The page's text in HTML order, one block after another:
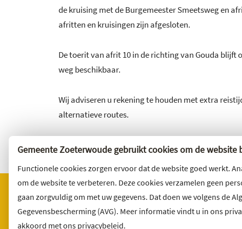
Gemeente Zoeterwoude gebruikt cookies om de website
Functionele cookies zorgen ervoor dat de website goed werkt.
om de website te verbeteren. Deze cookies verzamelen geen
gaan zorgvuldig om met uw gegevens. Dat doen we volgens de
Gegevensbescherming (AVG). Meer informatie vindt u in ons
akkoord met ons privacybeleid.
de kruising met de Burgemeester Smeetsweg en
afritten en kruisingen zijn afgesloten.
De toerit van afrit 10 in de richting van Gouda blijft
weg beschikbaar.
Wij adviseren u rekening te houden met extra
alternatieve routes.
Bezoekadres Wilt u